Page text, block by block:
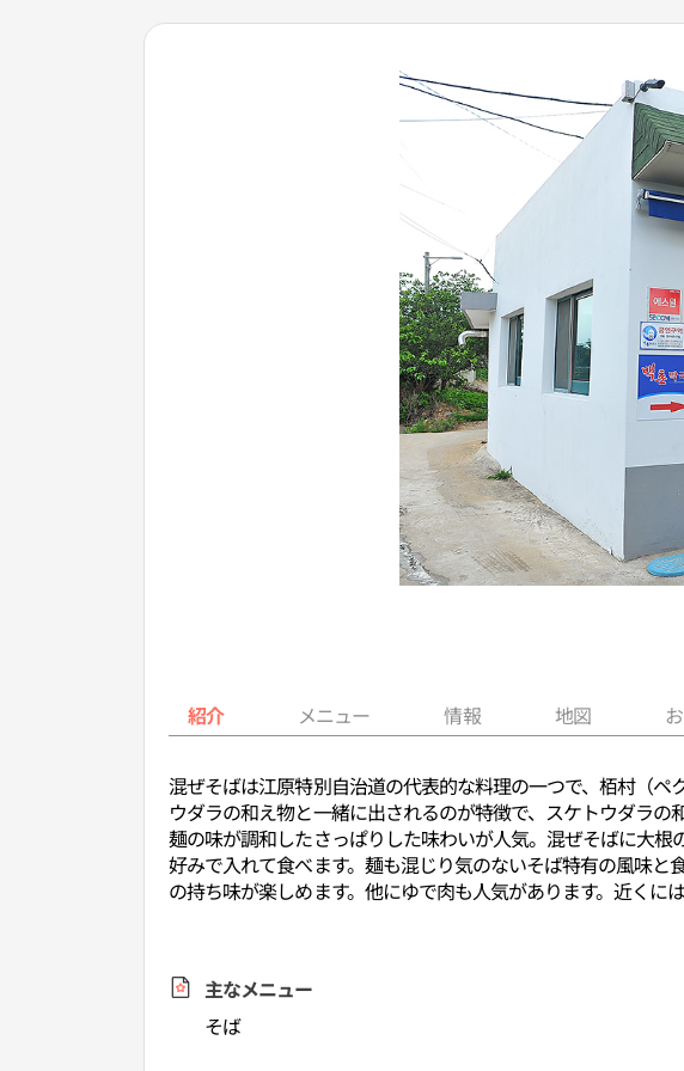
紹介 メニュー 情報 地図
混ぜそばは江原特別自治道の代表的な料理の一つで、栢村（
ウダラの和え物と一緒に出されるのが特徴で、スケトウダラ
麺の味が調和したさっぱりした味わいが人気。混ぜそばに大
好みで入れて食べます。麺も混じり気のないそば特有の風味
の持ち味が楽しめます。他にゆで肉も人気があります。近くに
主なメニュー
そば